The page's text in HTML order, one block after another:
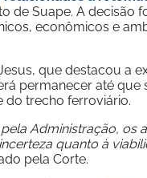
de Suape. A decisão
econômicos e
que destacou a
permanecer até
do trecho ferroviário.
Administração, os
quanto à
pela Corte.